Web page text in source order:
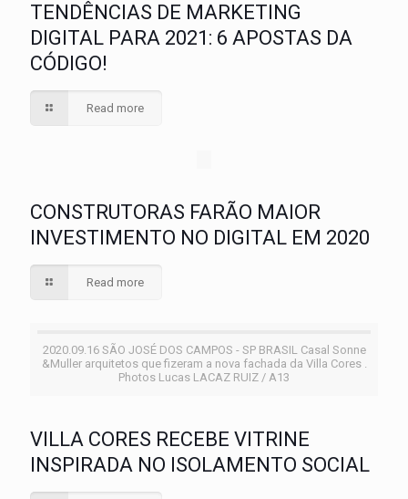
TENDÊNCIAS DE MARKETING
DIGITAL PARA 2021: 6 APOSTAS DA
CÓDIGO!
Read more
CONSTRUTORAS FARÃO MAIOR
INVESTIMENTO NO DIGITAL EM 2020
Read more
2020.09.16 SÃO JOSÉ DOS CAMPOS - SP BRASIL Casal Sonne
&Muller arquitetos que fizeram a nova fachada da Villa Cores .
Photos Lucas LACAZ RUIZ / A13
VILLA CORES RECEBE VITRINE
INSPIRADA NO ISOLAMENTO SOCIAL